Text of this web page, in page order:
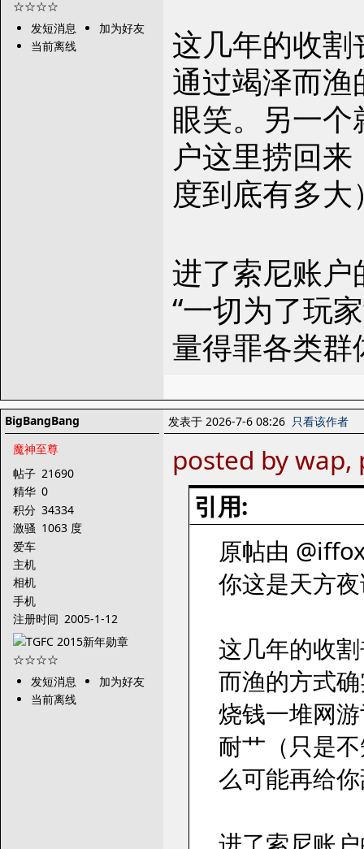
发短消息
加为好友
当前离线
这几年的收
通过竭泽而
眼笑。另一
户这里捞回
度到底有多
进了索尼账
“一切为了玩
量得罪各类
BigBangBang
魔神至尊
帖子 21690
精华 0
积分 34334
激骚 1063 度
爱车
主机
相机
手机
注册时间 2005-1-12
发短消息
加为好友
当前离线
发表于 2026-7-6 08:26 只看该作者
posted by
引用:
原帖由
你这是天方
这几年的收
而渔的方式
烧钱一堆网
耐艹（只是
么可能再给